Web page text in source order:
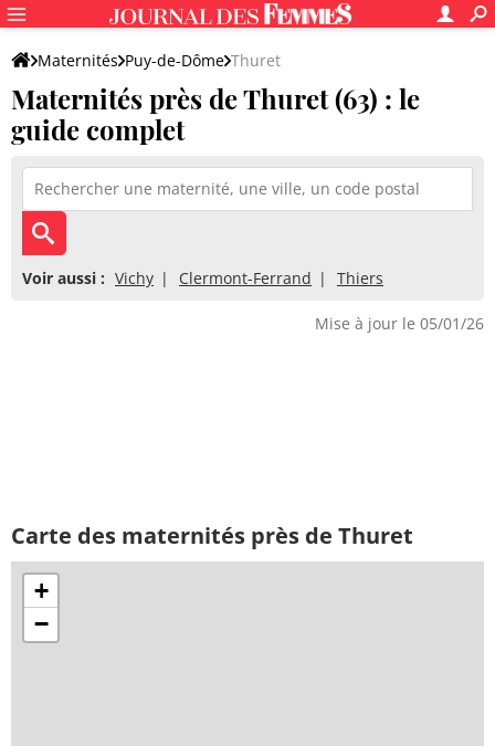
Maternités Puy-de-Dôme Thuret
Maternités près de Thuret (63) : le
guide complet
Voir aussi : Vichy Clermont-Ferrand Thiers
Mise à jour le 05/01/26
Carte des maternités près de Thuret
+
−